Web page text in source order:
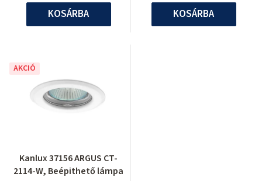
KOSÁRBA KOSÁRBA
AKCIÓ
Kanlux 37156 ARGUS CT-
2114-W, Beépithető lámpa